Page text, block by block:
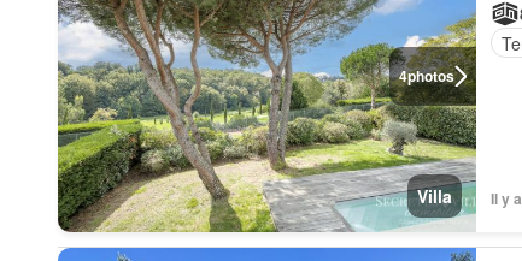
4photos
Villa Il y